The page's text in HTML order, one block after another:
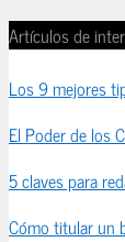
Artículos de
Los 9 mejores
El Poder de los
5 claves para
Cómo titular un